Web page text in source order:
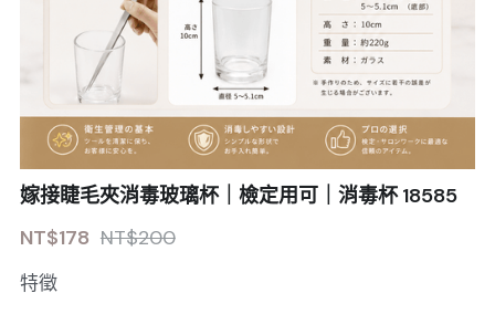
嫁接睫毛夾消毒玻璃杯｜檢定用可｜消毒杯 18585
NT$178 NT$200
特徵